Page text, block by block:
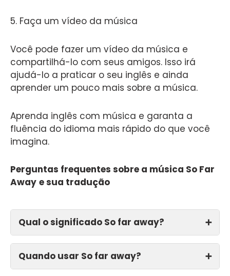
5. Faça um vídeo da música
Você pode fazer um vídeo da música e
compartilhá-lo com seus amigos. Isso irá
ajudá-lo a praticar o seu inglês e ainda
aprender um pouco mais sobre a música.
Aprenda inglês com música e garanta a
fluência do idioma mais rápido do que você
imagina.
Perguntas frequentes sobre a música So Far
Away e sua tradução
Qual o significado So far away? ➕
Quando usar So far away? ➕